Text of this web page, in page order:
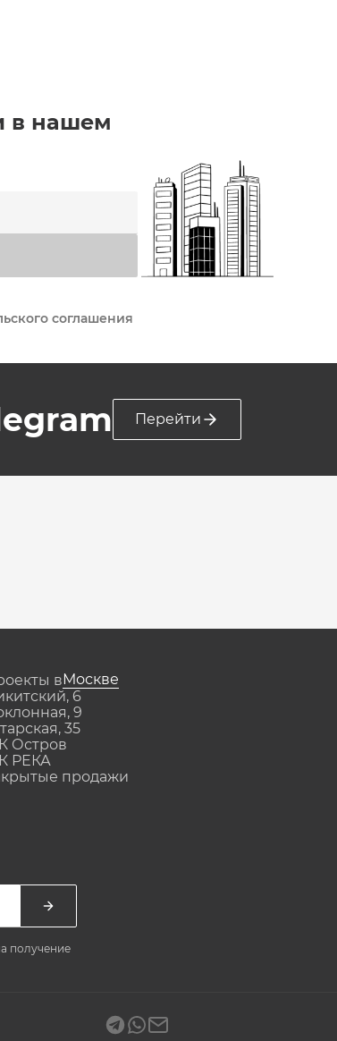
в нашем
соглашения
Перейти
вМоскве
6
9
35
Остров
РЕКА
продажи
получение